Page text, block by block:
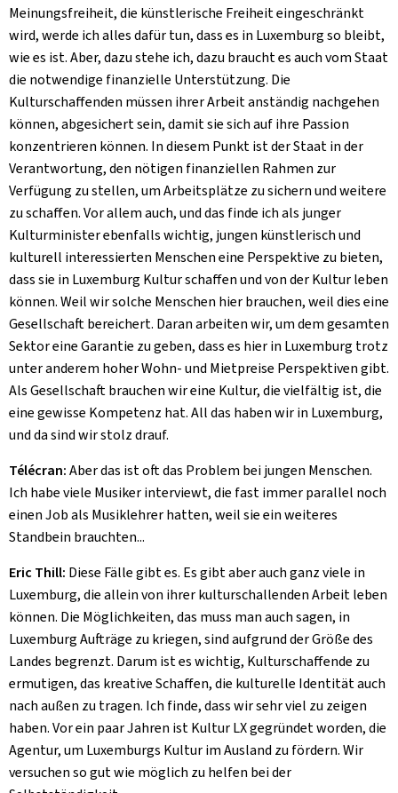
Meinungsfreiheit, die künstlerische Freiheit eingeschränkt
wird, werde ich alles dafür tun, dass es in Luxemburg so bleibt,
wie es ist. Aber, dazu stehe ich, dazu braucht es auch vom Staat
die notwendige finanzielle Unterstützung. Die
Kulturschaffenden müssen ihrer Arbeit anständig nachgehen
können, abgesichert sein, damit sie sich auf ihre Passion
konzentrieren können. In diesem Punkt ist der Staat in der
Verantwortung, den nötigen finanziellen Rahmen zur
Verfügung zu stellen, um Arbeitsplätze zu sichern und weitere
zu schaffen. Vor allem auch, und das finde ich als junger
Kulturminister ebenfalls wichtig, jungen künstlerisch und
kulturell interessierten Menschen eine Perspektive zu bieten,
dass sie in Luxemburg Kultur schaffen und von der Kultur leben
können. Weil wir solche Menschen hier brauchen, weil dies eine
Gesellschaft bereichert. Daran arbeiten wir, um dem gesamten
Sektor eine Garantie zu geben, dass es hier in Luxemburg trotz
unter anderem hoher Wohn- und Mietpreise Perspektiven gibt.
Als Gesellschaft brauchen wir eine Kultur, die vielfältig ist, die
eine gewisse Kompetenz hat. All das haben wir in Luxemburg,
und da sind wir stolz drauf.
Télécran:Aber das ist oft das Problem bei jungen Menschen.
Ich habe viele Musiker interviewt, die fast immer parallel noch
einen Job als Musiklehrer hatten, weil sie ein weiteres
Standbein brauchten...
Eric Thill: Diese Fälle gibt es. Es gibt aber auch ganz viele in
Luxemburg, die allein von ihrer kulturschallenden Arbeit leben
können. Die Möglichkeiten, das muss man auch sagen, in
Luxemburg Aufträge zu kriegen, sind aufgrund der Größe des
Landes begrenzt. Darum ist es wichtig, Kulturschaffende zu
ermutigen, das kreative Schaffen, die kulturelle Identität auch
nach außen zu tragen. Ich finde, dass wir sehr viel zu zeigen
haben. Vor ein paar Jahren ist Kultur LX gegründet worden, die
Agentur, um Luxemburgs Kultur im Ausland zu fördern. Wir
versuchen so gut wie möglich zu helfen bei der